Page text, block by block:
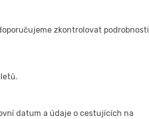
zkontrolovat podrobnosti
datum a údaje o cestujících na